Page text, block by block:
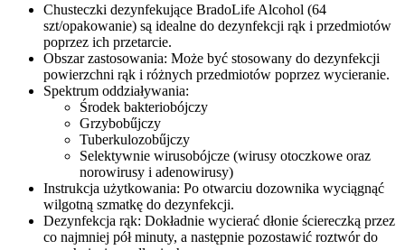
Chusteczki dezynfekujące BradoLife Alcohol (64
szt/opakowanie) są idealne do dezynfekcji rąk i przedmiotów
poprzez ich przetarcie.
Obszar zastosowania: Może być stosowany do dezynfekcji
powierzchni rąk i różnych przedmiotów poprzez wycieranie.
Spektrum oddziaływania:
Środek bakteriobójczy
Grzybobűjczy
Tuberkulozobűjczy
Selektywnie wirusobójcze (wirusy otoczkowe oraz
norowirusy i adenowirusy)
Instrukcja użytkowania: Po otwarciu dozownika wyciągnąć
wilgotną szmatkę do dezynfekcji.
Dezynfekcja rąk: Dokładnie wycierać dłonie ściereczką przez
co najmniej pół minuty, a następnie pozostawić roztwór do